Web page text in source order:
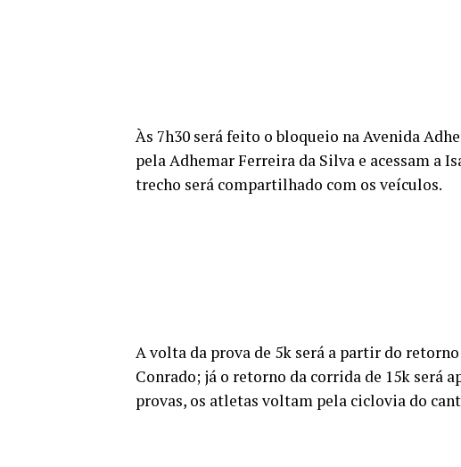
Às 7h30 será feito o bloqueio na Avenida
pela Adhemar Ferreira da Silva e acessam a
trecho será compartilhado com os veículos.
A volta da prova de 5k será a partir do
Conrado; já o retorno da corrida de 15k será
provas, os atletas voltam pela ciclovia do